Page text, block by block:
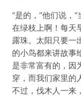
“是的，”他们说，
在绿枝上啊！每
露珠。太阳只要一
的小鸟都来讲故事
是非常富有的，因
穿，而我们家里的
不过，伐木人一来